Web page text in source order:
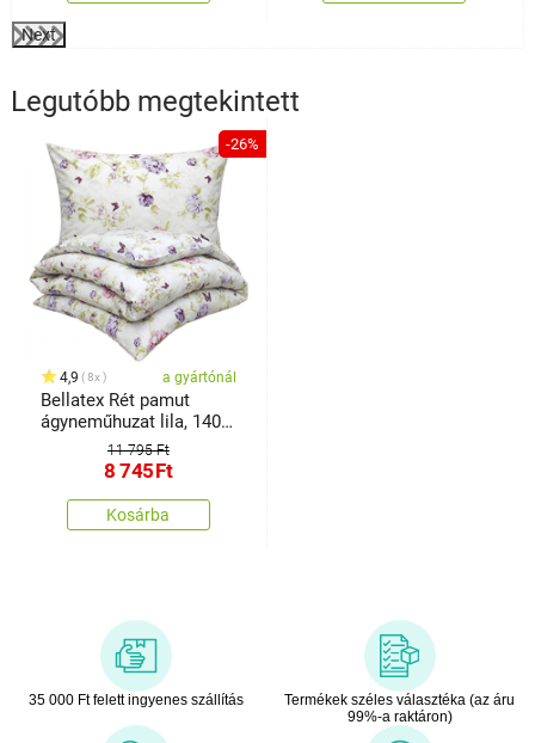
Next
Legutóbb megtekintett
-26%
4,9 8x a gyártónál
Bellatex Rét pamut
ágyneműhuzat lila, 140 x
200 cm, 70 x 90 cm
11 795 Ft
8 745Ft
Kosárba
35 000 Ft felett ingyenes szállítás
Termékek széles választéka (az áru
99%-a raktáron)